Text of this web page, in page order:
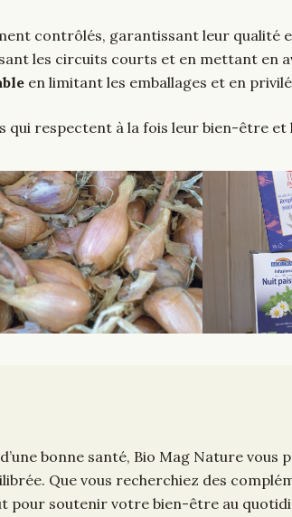
contrôlés, garantissant leur qualité
les circuits courts et en mettant en
en limitant les emballages et en
respectent à la fois leur bien-être et
bonne santé, Bio Mag Nature
Que vous recherchiez des
pour soutenir votre bien-être au